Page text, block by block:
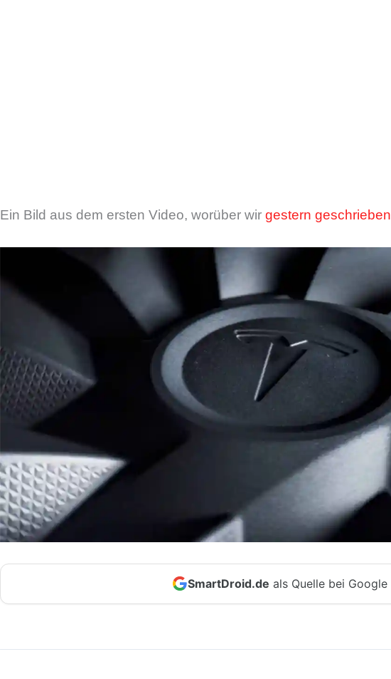
Ein Bild aus dem ersten Video, worüber wir gestern geschrieben
SmartDroid.de als Quelle bei Google